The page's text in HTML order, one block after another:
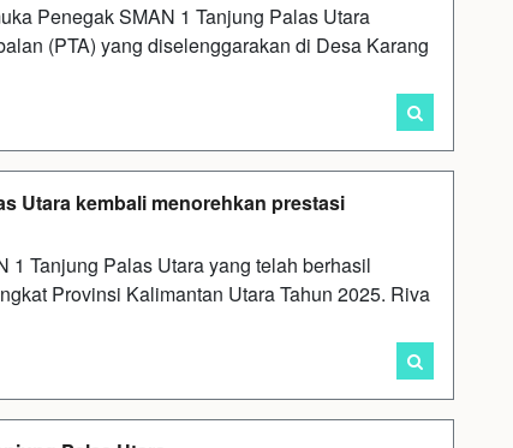
Penegak SMAN 1 Tanjung Palas Utara
(PTA) yang diselenggarakan di Desa Karang
Utara kembali menorehkan prestasi
1 Tanjung Palas Utara yang telah berhasil
Provinsi Kalimantan Utara Tahun 2025. Riva